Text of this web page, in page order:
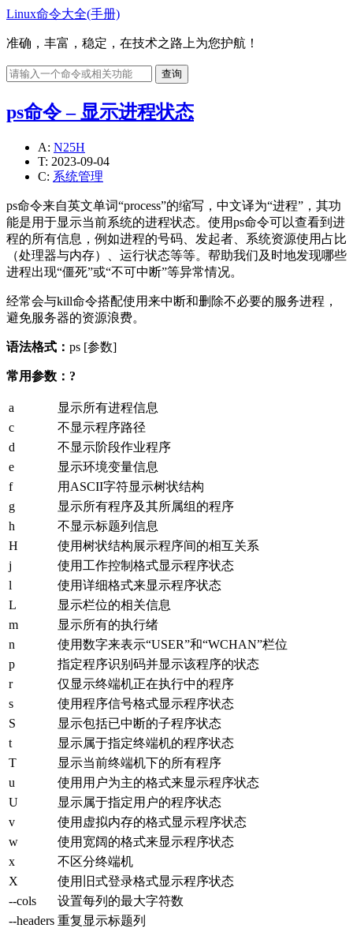
Linux命令大全(手册)
准确，丰富，稳定，在技术之路上为您护航！
查询
ps命令 – 显示进程状态
A: N25H
T: 2023-09-04
C: 系统管理
ps命令来自英文单词“process”的缩写，中文译为“进程”，其功
能是用于显示当前系统的进程状态。使用ps命令可以查看到进
程的所有信息，例如进程的号码、发起者、系统资源使用占比
（处理器与内存）、运行状态等等。帮助我们及时地发现哪些
进程出现“僵死”或“不可中断”等异常情况。
经常会与kill命令搭配使用来中断和删除不必要的服务进程，
避免服务器的资源浪费。
语法格式： ps [参数]
常用参数：?
a
显示所有进程信息
c
不显示程序路径
d
不显示阶段作业程序
e
显示环境变量信息
f
用ASCII字符显示树状结构
g
显示所有程序及其所属组的程序
h
不显示标题列信息
H
使用树状结构展示程序间的相互关系
j
使用工作控制格式显示程序状态
l
使用详细格式来显示程序状态
L
显示栏位的相关信息
m
显示所有的执行绪
n
使用数字来表示“USER”和“WCHAN”栏位
p
指定程序识别码并显示该程序的状态
r
仅显示终端机正在执行中的程序
s
使用程序信号格式显示程序状态
S
显示包括已中断的子程序状态
t
显示属于指定终端机的程序状态
T
显示当前终端机下的所有程序
u
使用用户为主的格式来显示程序状态
U
显示属于指定用户的程序状态
v
使用虚拟内存的格式显示程序状态
w
使用宽阔的格式来显示程序状态
x
不区分终端机
X
使用旧式登录格式显示程序状态
--cols
设置每列的最大字符数
--headers 重复显示标题列